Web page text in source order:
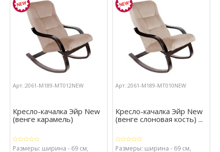
Арт.:2061-М189-МТ012NEW
Кресло-качалка Эйр New
(венге карамель)
Размеры: ширина - 69 см,
Арт.:2061-М189-МТ010NEW
Кресло-качалка Эйр New
(венге слоновая кость) ...
Размеры: ширина - 69 см,